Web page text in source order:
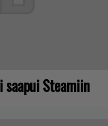
Steamiin